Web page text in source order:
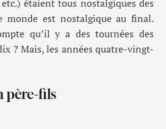
etc.) étaient tous nostalgiques des
monde est nostalgique au final.
qu’il y a des tournées des
?Mais, les années quatre-vingt-
père-fils